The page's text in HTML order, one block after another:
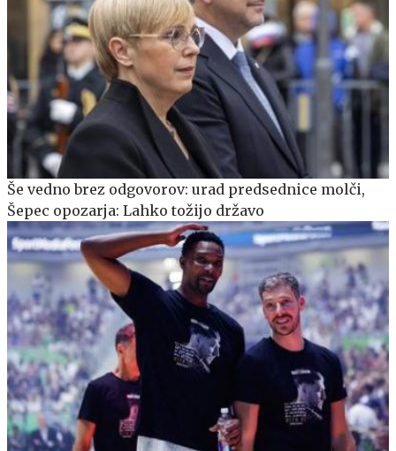
Še vedno brez odgovorov: urad predsednice molči,
Šepec opozarja: Lahko tožijo državo